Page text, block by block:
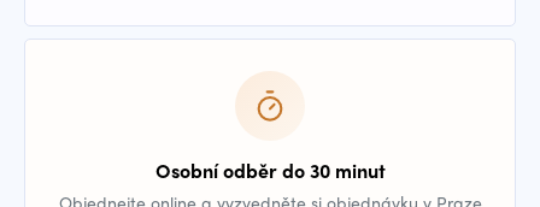
Osobní odběr do 30 minut
Objednejte online a vyzvedněte si objednávku v Praze